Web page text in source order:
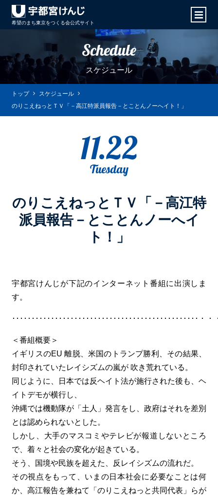
希望のまち東京をつくる会公式サイト
Schedule
スケジュール
トップ
スケジュール
のりこえねっとＴＶ「－高江特派員報告－とことんノーへイト！」
11.22
Tuesday
のりこえねっとＴＶ「－高江特
派員報告－とことんノーへイ
ト！」
宇都宮けんじが下記のインターネット番組に出演しま
す。
････････････････････････････････････････････････・
＜番組概要＞
イギリスのEU 離脱、米国のトランプ勝利、その結果、
封印されていたレイシズムの嵐が 吹き荒れている。
同じように、日本では反ヘイト法が施行された後も、ヘ
イトデモが横行し、
沖縄では機動隊が「土人」発言をし、政府はそれを差別
とは認められないとした。
しかし、大手のマスコミやテレビが報道しないところ
で、着々と社会の変化が起きている。
そう、国境や民族を超えた、反レイシズムの流れだ。
その視点をもって、いまの日本社会に必要なことは何
か、高江報告を兼ねて「のりこえねっと共同代表」らが